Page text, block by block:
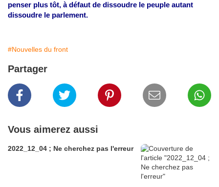
penser plus tôt, à défaut de dissoudre le peuple autant
dissoudre le parlement.
#Nouvelles du front
Partager
Vous aimerez aussi
2022_12_04 ; Ne cherchez pas l'erreur